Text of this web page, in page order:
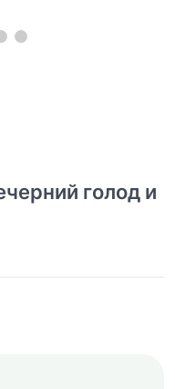
голод и